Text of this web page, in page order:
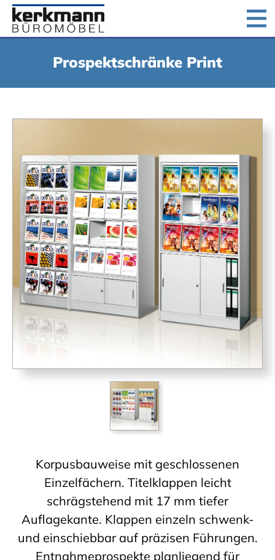
Kontakt
Prospektschränke Print
Korpusbauweise mit geschlossenen
Einzelfächern. Titelklappen leicht
schrägstehend mit 17 mm tiefer
Auflagekante. Klappen einzeln schwenk-
und einschiebbar auf präzisen Führungen.
Entnahmeprospekte planliegend für